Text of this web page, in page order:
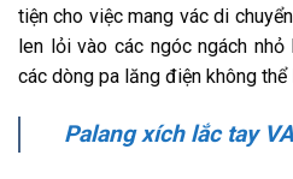
tiện cho việc mang vác di
len lỏi vào các ngóc ngách
các dòng pa lăng điện không
Palang xích lắc tay VA